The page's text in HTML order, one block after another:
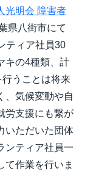
光明会 障害者
県八街市にて
ティア社員30
キの4種類、計
うことは将来
、気候変動や自
労支援にも繋が
いただいた団体
ンティア社員一
て作業を行いま